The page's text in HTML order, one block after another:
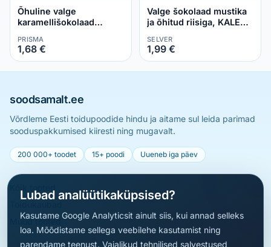
Õhuline valge
karamellišokolaad
PRISMA
1,68 €
Valge šokolaad mustika
ja õhitud riisiga, KALEV,
SELVER
1,99 €
soodsamalt.ee
Võrdleme Eesti toidupoodide hindu ja aitame sul leida parimad
sooduspakkumised kiiresti ning mugavalt.
200 000+ toodet 15+ poodi Uueneb iga päev
Muud tooted
Lubad analüütikaküpsised?
Kasutame Google Analyticsit ainult siis, kui annad selleks
loa. Mõõdistame sellega veebilehe kasutamist ning
parendame teenust. Vajalikud tehnilised salvestused